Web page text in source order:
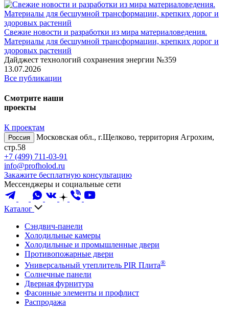
Свежие новости и разработки из мира материаловедения.
Материалы для бесшумной трансформации, крепких дорог и
здоровых растений
Дайджест технологий сохранения энергии №359
13.07.2026
Все публикации
Смотрите наши
проекты
К проектам
Россия
Московская обл., г.Щелково, территория Агрохим,
стр.58
+7 (499) 711-03-91
info@profholod.ru
Закажите бесплатную консультацию
Мессенджеры и социальные сети
Каталог
Сэндвич-панели
Холодильные камеры
Холодильные и промышленные двери
Противопожарные двери
Универсальный утеплитель PIR Плита®
Солнечные панели
Дверная фурнитура
Фасонные элементы и профлист
Распродажа